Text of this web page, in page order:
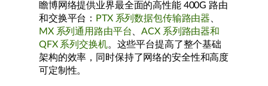
瞻博网络提供业界最全面的高性能 400G 路由
和交换平台：
PTX 系列数据包传输路由器、
MX 系列通用路由平台、ACX 系列路由器和
QFX 系列交换机。这些平台提高了整个基础
架构的效率，同时保持了网络的安全性和高度
可定制性。